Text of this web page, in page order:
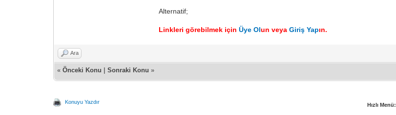
Alternatif;
Linkleri görebilmek içinÜye Olun veyaGiriş Yapın.
Ara
«Önceki Konu |Sonraki Konu »
Konuyu Yazdır Hızlı Menü: